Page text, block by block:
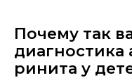
Почему так
диагностика
ринита у